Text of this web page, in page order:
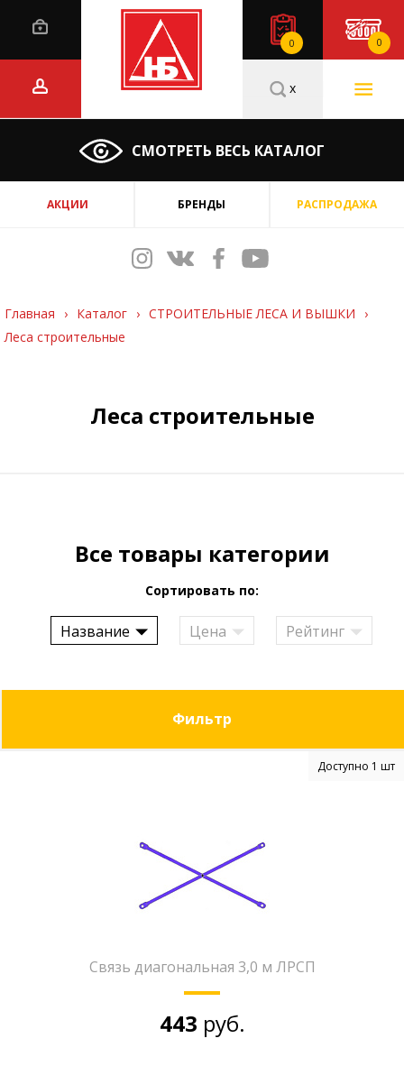
0 0
СМОТРЕТЬ ВЕСЬ КАТАЛОГ
x
АКЦИИ БРЕНДЫ РАСПРОДАЖА
Главная › Каталог › СТРОИТЕЛЬНЫЕ ЛЕСА И ВЫШКИ
›
Леса строительные
Леса строительные
Все товары категории
Сортировать по:
Название Цена Рейтинг
Фильтр
Доступно 1 шт
Связь диагональная 3,0 м ЛРСП
443 руб.